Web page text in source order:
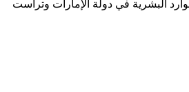
البشرية في دولة الإمارات وترأست